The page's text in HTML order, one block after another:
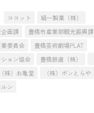
ココット
絹一製菓（株）
画課
豊橋市産業部観光振興課
委員会
豊橋芸術劇場PLAT
ョン協会
豊橋鉄道（株）
（株）お亀堂
（株）ボンとらや
ン